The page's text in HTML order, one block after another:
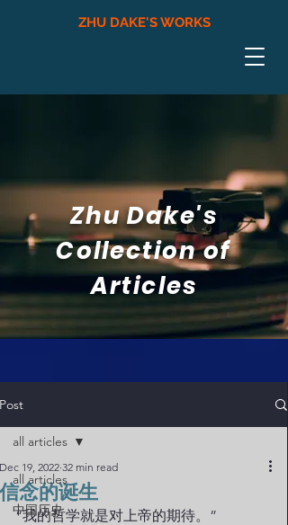
ZHU DAKE'S WORKS
Zhu Dake's
Collection of
Articles
Post
all articles
中国历史
all articles
信念的诞生
Dec 19, 2022 32 min read
“我的哲学就是对上帝的期待。”